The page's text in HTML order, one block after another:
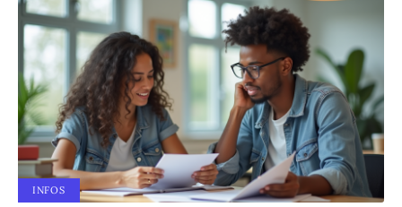
INFOS